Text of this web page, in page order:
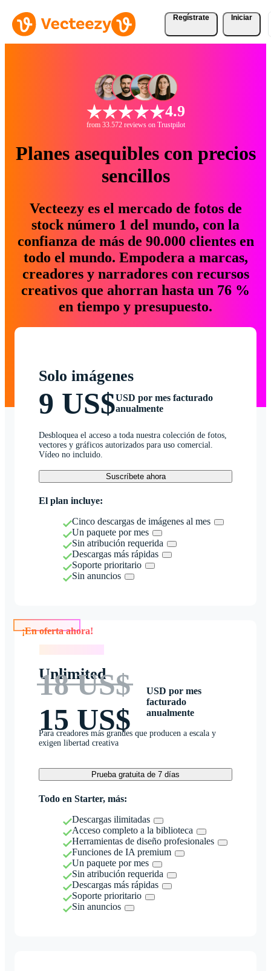
Regístrate Iniciar
4.9
from 33.572 reviews on Trustpilot
Planes asequibles con precios
sencillos
Vecteezy es el mercado de fotos de
stock número 1 del mundo, con la
confianza de más de 90.000 clientes en
todo el mundo. Empodera a marcas,
creadores y narradores con recursos
creativos que ahorran hasta un 76 %
en tiempo y presupuesto.
Solo imágenes
9 US$USD por mes facturado
anualmente
Desbloquea el acceso a toda nuestra colección de fotos,
vectores y gráficos autorizados para uso comercial.
Vídeo no incluido.
Suscríbete ahora
El plan incluye:
Cinco descargas de imágenes al mes
Un paquete por mes
Sin atribución requerida
Descargas más rápidas
Soporte prioritario
Sin anuncios
Unlimited
18 US$
15 US$
USD por mes
facturado
anualmente
Para creadores más grandes que producen a escala y
exigen libertad creativa
Prueba gratuita de 7 días
Todo en Starter, más:
Descargas ilimitadas
Acceso completo a la biblioteca
Herramientas de diseño profesionales
Funciones de IA premium
Un paquete por mes
Sin atribución requerida
Descargas más rápidas
Soporte prioritario
Sin anuncios